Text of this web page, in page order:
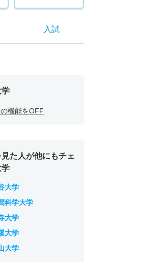
入試
の機能をOFF
た人が他にもチェ
学
大学
科学大学
大学
大学
大学